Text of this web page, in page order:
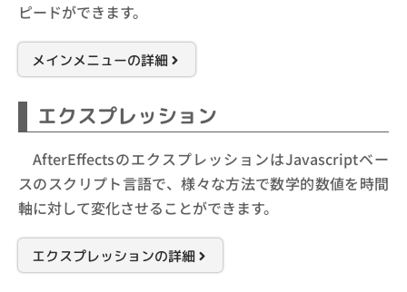
ピードができます。
メインメニューの詳細
エクスプレッション
AfterEffectsのエクスプレッションはJavascriptベー
スのスクリプト言語で、様々な方法で数学的数値を時間
軸に対して変化させることができます。
エクスプレッションの詳細